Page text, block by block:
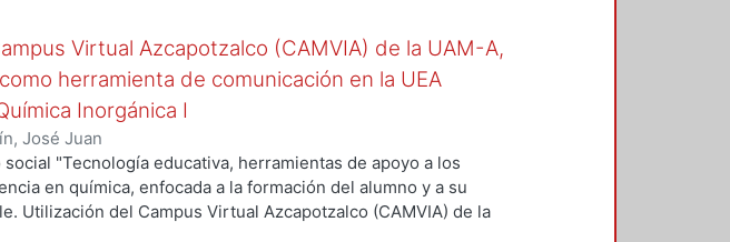
Virtual Azcapotzalco (CAMVIA) de la UAM-A,
herramienta de comunicación en la UEA
Inorgánica I
José Juan
"Tecnología educativa, herramientas de apoyo a los
en química, enfocada a la formación del alumno y a su
Utilización del Campus Virtual Azcapotzalco (CAMVIA) de la